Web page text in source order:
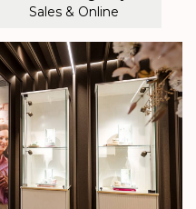
Sales & Online